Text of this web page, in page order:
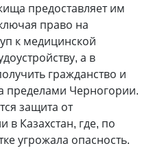
предоставляет им
право на
к медицинской
а в
гражданство и
пределами Черногории.
защита от
в Казахстан, где, по
угрожала опасность.